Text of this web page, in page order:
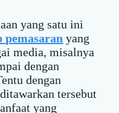
yang satu ini
pemasaran yang
media, misalnya
dengan
dengan
tersebut
yang